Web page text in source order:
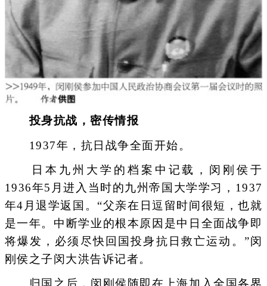
投身抗战，密传情报
1937年，抗日战争全面开始。
日本九州大学的档案中记载，闵刚侯于
1936年5月进入当时的九州帝国大学学习，1937
年4月退学返国。“父亲在日逗留时间很短，也就
是一年。中断学业的根本原因是中日全面战争即
将爆发，必须尽快回国投身抗日救亡运动。”闵
刚侯之子闵大洪告诉记者。
归国之后，闵刚侯随即在上海加入全国各界